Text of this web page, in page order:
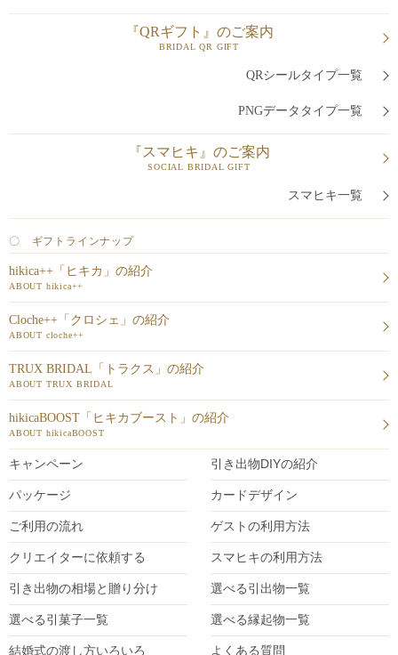
『QRギフト』のご案内
BRIDAL QR GIFT
QRシールタイプ一覧
PNGデータタイプ一覧
『スマヒキ』のご案内
SOCIAL BRIDAL GIFT
スマヒキ一覧
〇 ギフトラインナップ
hikica++「ヒキカ」の紹介
ABOUT hikica++
Cloche++「クロシェ」の紹介
ABOUT cloche++
TRUX BRIDAL「トラクス」の紹介
ABOUT TRUX BRIDAL
hikicaBOOST「ヒキカブースト」の紹介
ABOUT hikicaBOOST
キャンペーン 引き出物DIYの紹介
パッケージ カードデザイン
ご利用の流れ ゲストの利用方法
クリエイターに依頼する スマヒキの利用方法
引き出物の相場と贈り分け 選べる引出物一覧
選べる引菓子一覧 選べる縁起物一覧
結婚式の渡し方いろいろ よくある質問